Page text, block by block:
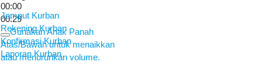
00:00
00:29
Gunakan Anak Panah
Atas/Bawah untuk menaikkan
atau menurunkan volume.
Jemput Kurban
Rekening Kurban
Konfirmasi Kurban
Laporan Kurban